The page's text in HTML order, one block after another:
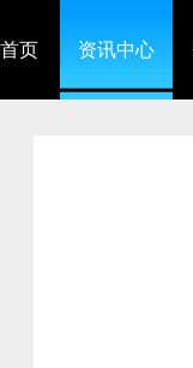
首页 资讯中心